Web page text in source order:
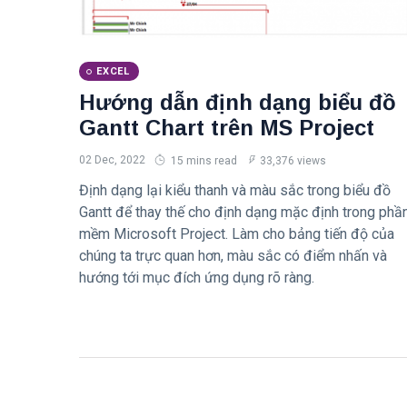
EXCEL
Hướng dẫn định dạng biểu đồ
Gantt Chart trên MS Project
02 Dec, 2022 15 mins read 33,376 views
Định dạng lại kiểu thanh và màu sắc trong biểu đồ
Gantt để thay thế cho định dạng mặc định trong
mềm Microsoft Project. Làm cho bảng tiến độ của
chúng ta trực quan hơn, màu sắc có điểm nhấn và
hướng tới mục đích ứng dụng rõ ràng.